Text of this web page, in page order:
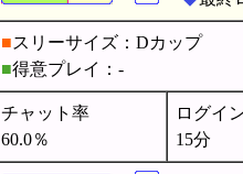
■スリーサイズ：Dカップ
■得意プレイ：-
チャット率
60.0％
ログイ
15分